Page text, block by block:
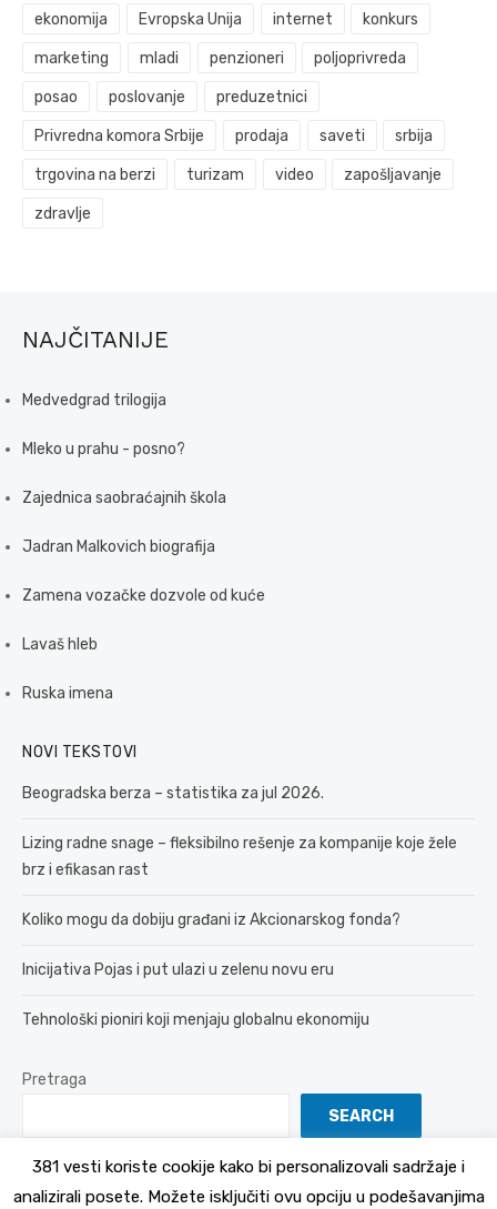
ekonomija Evropska Unija internet konkurs
marketing mladi penzioneri poljoprivreda
posao poslovanje preduzetnici
Privredna komora Srbije prodaja saveti srbija
trgovina na berzi turizam video zapošljavanje
zdravlje
NAJČITANIJE
Medvedgrad trilogija
Mleko u prahu - posno?
Zajednica saobraćajnih škola
Jadran Malkovich biografija
Zamena vozačke dozvole od kuće
Lavaš hleb
Ruska imena
NOVI TEKSTOVI
Beogradska berza – statistika za jul 2026.
Lizing radne snage – fleksibilno rešenje za kompanije koje žele
brz i efikasan rast
Koliko mogu da dobiju građani iz Akcionarskog fonda?
Inicijativa Pojas i put ulazi u zelenu novu eru
Tehnološki pioniri koji menjaju globalnu ekonomiju
Pretraga
SEARCH
381 vesti koriste cookije kako bi personalizovali sadržaje i
analizirali posete. Možete isključiti ovu opciju u podešavanjima